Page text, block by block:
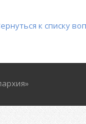
к списку